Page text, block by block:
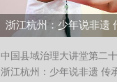
中国县域治理大讲堂第二十四讲在浙江大学开讲...
中国县域治理大讲堂第二
浙江杭州：少年说非遗 传